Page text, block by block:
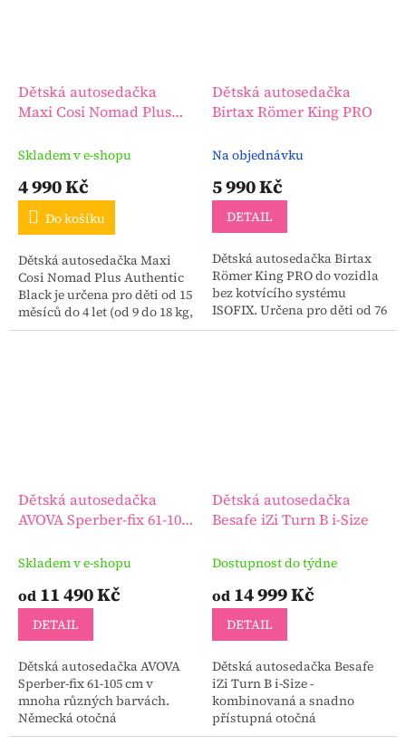
Dětská autosedačka
Maxi Cosi Nomad Plus
Skladem v e-shopu
4 990 Kč
Do košíku
Dětská autosedačka Maxi
Cosi Nomad Plus Authentic
Black je určena pro děti od 15
měsíců do 4 let (od 9 do 18 kg,
od 76 do 105 cm).
Dětská autosedačka
Birtax Römer King PRO
Na objednávku
5 990 Kč
DETAIL
Dětská autosedačka Birtax
Römer King PRO do vozidla
bez kotvícího systému
ISOFIX. Určena pro děti od 76
do 105 cm (15 měsíců – 3 let |
Dětská autosedačka
AVOVA Sperber-fix 61-105
Skladem v e-shopu
od 11 490 Kč
DETAIL
Dětská autosedačka AVOVA
Sperber-fix 61-105 cm v
mnoha různých barvách.
Německá otočná
autosedačka AVOVA
Dětská autosedačka
Besafe iZi Turn B i-Size
Dostupnost do týdne
od 14 999 Kč
DETAIL
Dětská autosedačka Besafe
iZi Turn B i-Size -
kombinovaná a snadno
přístupná otočná
autosedačka v sobě spojuje